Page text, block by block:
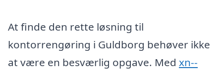
At finde den rette løsning til
kontorrengøring i Guldborg behøver ikke
at være en besværlig opgave. Med xn--